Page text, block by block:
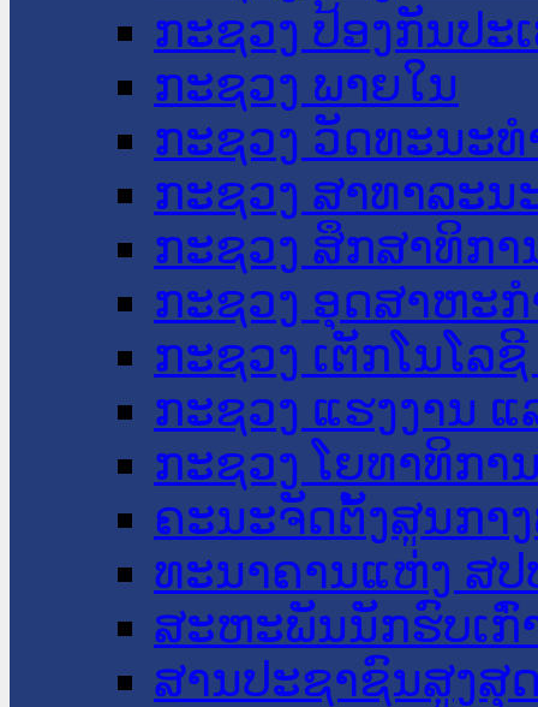
ກະຊວງ ປ້ອງກັນປະ
ກະຊວງ ພາຍໃນ
ກະຊວງ ວັດທະນະ
ກະຊວງ ສາທາລະນ
ກະຊວງ ສຶກສາທິກາ
ກະຊວງ ອຸດສາຫະ
ກະຊວງ ເຕັກໂນໂລ
ກະຊວງ ແຮງງານ
ກະຊວງ ໂຍທາທິກາ
ຄະນະຈັດຕັ້ງສູນກາ
ທະນາຄານແຫ່ງ ສປ
ສະຫະພັນນັກຮົບເກົ່
ສານປະຊາຊົນສູງສຸ